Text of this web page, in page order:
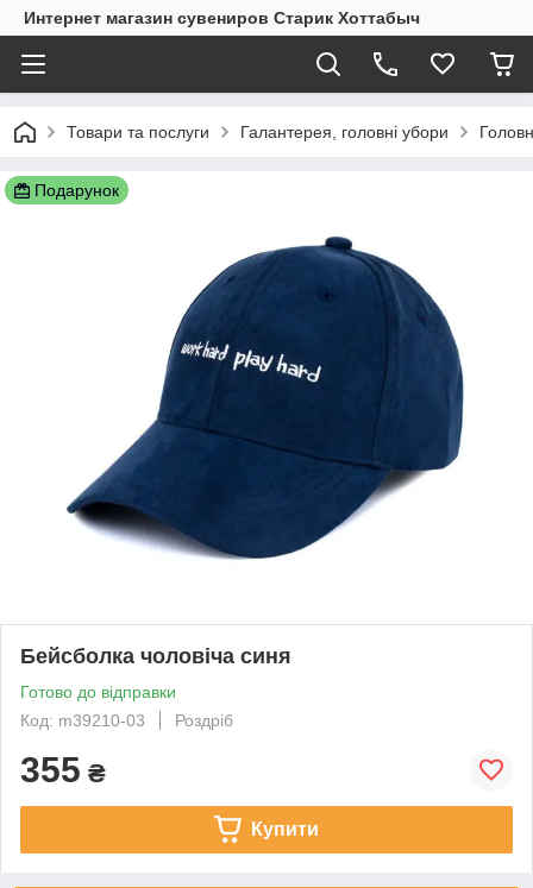
Интернет магазин сувениров Старик Хоттабыч
Товари та послуги Галантерея, головні убори
Подарунок
Бейсболка чоловіча синя
Готово до відправки
Код: m39210-03
Роздріб
355 ₴
Купити